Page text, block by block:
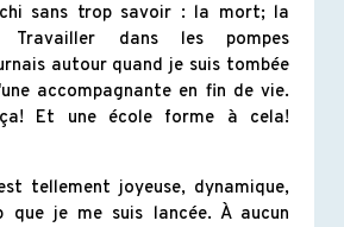
sans trop savoir : la mort; la
Travailler dans les pompes
autour quand je suis tombée
accompagnante en fin de vie.
Et une école forme à cela!
tellement joyeuse, dynamique,
que je me suis lancée. À aucun